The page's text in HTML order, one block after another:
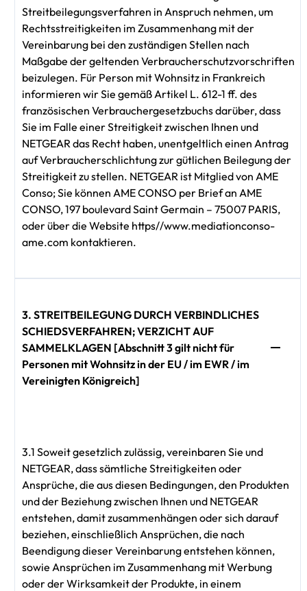
Streitbeilegungsverfahren in Anspruch nehmen, um
Rechtsstreitigkeiten im Zusammenhang mit der
Vereinbarung bei den zuständigen Stellen nach
Maßgabe der geltenden Verbraucherschutzvorschriften
beizulegen. Für Person mit Wohnsitz in Frankreich
informieren wir Sie gemäß Artikel L. 612-1 ff. des
französischen Verbrauchergesetzbuchs darüber, dass
Sie im Falle einer Streitigkeit zwischen Ihnen und
NETGEAR das Recht haben, unentgeltlich einen Antrag
auf Verbraucherschlichtung zur gütlichen Beilegung der
Streitigkeit zu stellen. NETGEAR ist Mitglied von AME
Conso; Sie können AME CONSO per Brief an AME
CONSO, 197 boulevard Saint Germain – 75007 PARIS,
oder über die Website https//www.mediationconso-
ame.com kontaktieren.
3. STREITBEILEGUNG DURCH VERBINDLICHES
SCHIEDSVERFAHREN; VERZICHT AUF
SAMMELKLAGEN [Abschnitt 3 gilt nicht für
Personen mit Wohnsitz in der EU / im EWR / im
Vereinigten Königreich]
3.1 Soweit gesetzlich zulässig, vereinbaren Sie und
NETGEAR, dass sämtliche Streitigkeiten oder
Ansprüche, die aus diesen Bedingungen, den Produkten
und der Beziehung zwischen Ihnen und NETGEAR
entstehen, damit zusammenhängen oder sich darauf
beziehen, einschließlich Ansprüchen, die nach
Beendigung dieser Vereinbarung entstehen können,
sowie Ansprüchen im Zusammenhang mit Werbung
oder der Wirksamkeit der Produkte, in einem